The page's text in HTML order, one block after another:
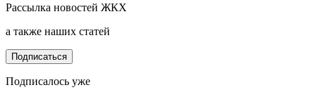
Рассылка новостей ЖКХ
а также наших статей
Подписаться
Подписалось уже